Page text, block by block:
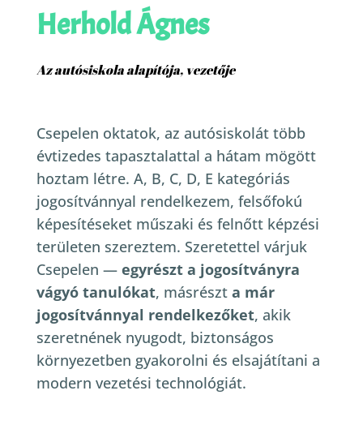
Herhold Ágnes
Az autósiskola alapítója, vezetője
Csepelen oktatok, az autósiskolát több
évtizedes tapasztalattal a hátam mögött
hoztam létre. A, B, C, D, E kategóriás
jogosítvánnyal rendelkezem, felsőfokú
képesítéseket műszaki és felnőtt képzési
területen szereztem. Szeretettel várjuk
Csepelen — egyrészt a jogosítványra
vágyó tanulókat, másrészt a már
jogosítvánnyal rendelkezőket, akik
szeretnének nyugodt, biztonságos
környezetben gyakorolni és elsajátítani a
modern vezetési technológiát.